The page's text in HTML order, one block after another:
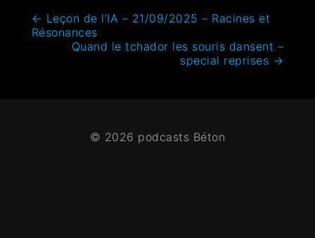
← Leçon de l’IA – 21/09/2025 – Racines et
Résonances
Quand le tchador les souris dansent –
special reprises →
© 2026 podcasts Béton